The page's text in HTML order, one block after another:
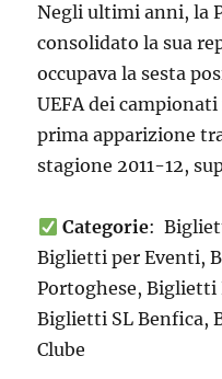
Negli ultimi anni, la
consolidato la sua
occupava la sesta
UEFA dei
prima apparizione
stagione 2011-12,
Categorie:
Biglietti per Eventi,
Portoghese, Biglietti
Biglietti SL Benfica,
Clube